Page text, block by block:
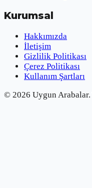
Kurumsal
Hakkımızda
İletişim
Gizlilik Politikası
Çerez Politikası
Kullanım Şartları
© 2026 Uygun Arabalar.